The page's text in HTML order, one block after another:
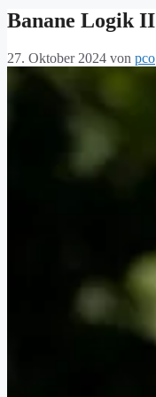
Banane Logik II
27. Oktober 2024 von pco